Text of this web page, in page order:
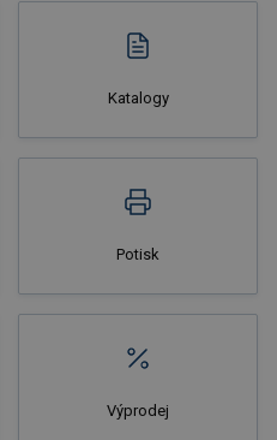
Katalogy
Potisk
Výprodej